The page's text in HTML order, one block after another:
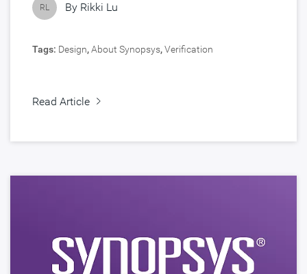
RL By Rikki Lu
Tags: Design,About Synopsys,Verification
Read Article